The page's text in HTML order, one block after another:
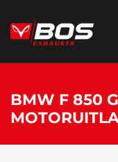
BMW F 850